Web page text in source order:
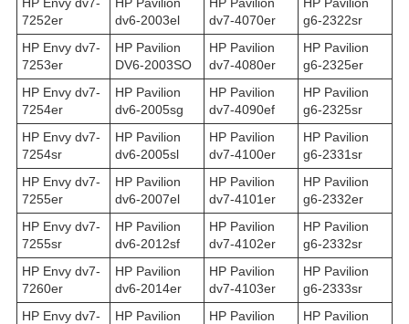
7252er
dv6-2003el
dv7-4070er
g6-2322sr
HP Envy dv7-
7253er
HP Pavilion
DV6-2003SO
HP Pavilion
dv7-4080er
HP Pavilion
g6-2325er
HP Envy dv7-
7254er
HP Pavilion
dv6-2005sg
HP Pavilion
dv7-4090ef
HP Pavilion
g6-2325sr
HP Envy dv7-
7254sr
HP Pavilion
dv6-2005sl
HP Pavilion
dv7-4100er
HP Pavilion
g6-2331sr
HP Envy dv7-
7255er
HP Pavilion
dv6-2007el
HP Pavilion
dv7-4101er
HP Pavilion
g6-2332er
HP Envy dv7-
7255sr
HP Pavilion
dv6-2012sf
HP Pavilion
dv7-4102er
HP Pavilion
g6-2332sr
HP Envy dv7-
7260er
HP Pavilion
dv6-2014er
HP Pavilion
dv7-4103er
HP Pavilion
g6-2333sr
HP Envy dv7-
HP Pavilion
HP Pavilion
HP Pavilion